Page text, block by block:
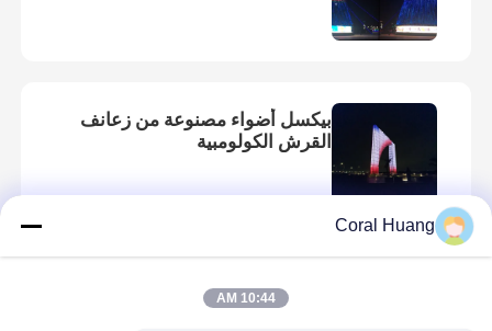
بيكسل أضواء مصنوعة من زعانف
القرش الكولومبية
تنزانيا ترفع النادي الليلي مع واجهة
ساحرة مضاءة بالشريط
Coral Huang
10:44 AM